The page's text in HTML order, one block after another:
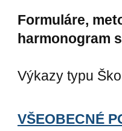
Formuláre,
harmonogram
Výkazy typu
VŠEOBECNÉ